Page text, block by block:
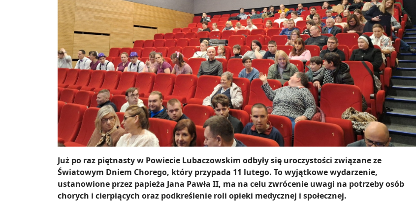
Już po raz piętnasty w Powiecie Lubaczowskim odbyły się uroczystości związane ze
Światowym Dniem Chorego, który przypada 11 lutego. To wyjątkowe wydarzenie,
ustanowione przez papieża Jana Pawła II, ma na celu zwrócenie uwagi na potrzeby osób
chorych i cierpiących oraz podkreślenie roli opieki medycznej i społecznej.